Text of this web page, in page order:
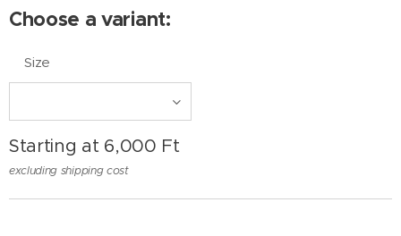
Choose a variant:
Size
Starting at 6,000 Ft
excluding shipping cost